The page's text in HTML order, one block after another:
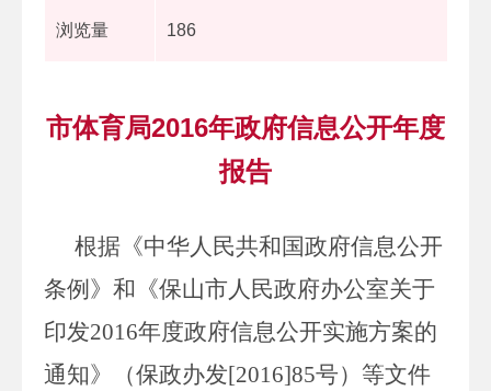
浏览量 186
市体育局2016年政府信息公开年度
报告
根据《中华人民共和国政府信息公开
条例》和《保山市人民政府办公室关于
印发2016年度政府信息公开实施方案的
通知》（保政办发[2016]85号）等文件